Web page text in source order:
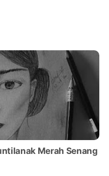
Merah Senang